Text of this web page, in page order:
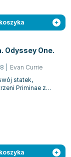
Odyssey One.
Evan Currie
statek,
Priminae z
atak...